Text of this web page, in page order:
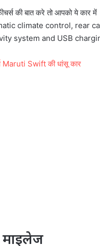
की बात करे तो आपको ये
climate control, rear
system and USB
Maruti Swift की धांसू कार